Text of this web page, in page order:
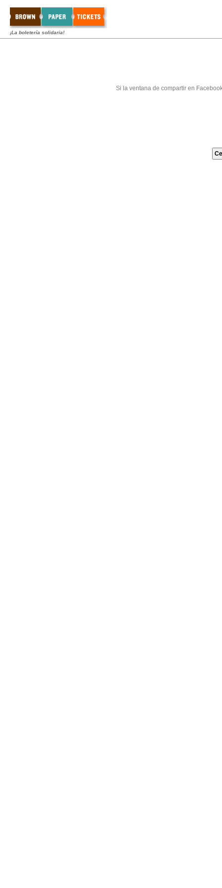
¡La boletería solidaria!
Si la ventana de compartir en